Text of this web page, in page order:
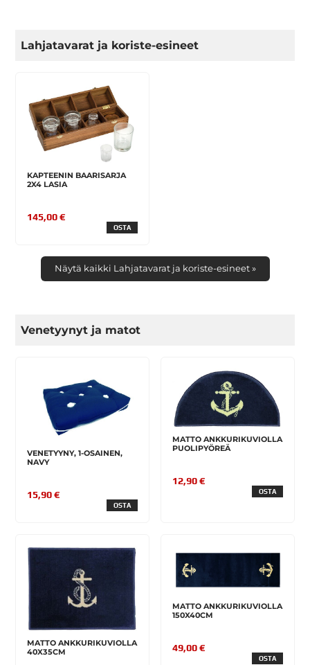
Lahjatavarat ja koriste-esineet
KAPTEENIN BAARISARJA
2X4 LASIA
145,00 €
OSTA
Näytä kaikki Lahjatavarat ja koriste-esineet »
Venetyynyt ja matot
VENETYYNY, 1-OSAINEN,
NAVY
15,90 €
OSTA
MATTO ANKKURIKUVIOLLA
PUOLIPYÖREÄ
12,90 €
OSTA
MATTO ANKKURIKUVIOLLA
40X35CM
MATTO ANKKURIKUVIOLLA
150X40CM
49,00 €
OSTA